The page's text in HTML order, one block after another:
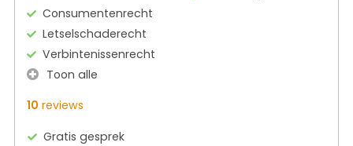
Consumentenrecht
Letselschaderecht
Verbintenissenrecht
Toon alle
10 reviews
Gratis gesprek